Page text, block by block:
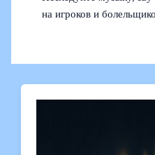
на игроков и